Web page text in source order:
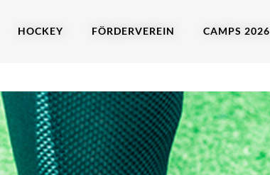
HOCKEY FÖRDERVEREIN CAMPS 2026